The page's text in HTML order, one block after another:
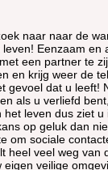
naar naar de
Eenzaam en
een partner te
en krijg weer de
gevoel dat u leeft!
als u verliefd
het leven dus ziet
op geluk dan
om sociale
heel veel weg van
veilige